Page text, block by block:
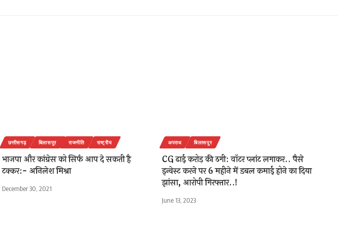
छत्तीसगढ़ बिलासपुर राजनीति राष्ट्रीय
भाजपा और कांग्रेस को सिर्फ आप दे सकती है
टक्कर:- अनिलेश मिश्रा
December 30, 2021
अपराध बिलासपुर
CG ढाई करोड़ की ठगी: वॉटर प्लांट लगाकर.. पैसे
इन्वेस्ट करने पर 6 महीने में डबल कमाई होने का दिया
झांसा, आरोपी गिरफ्तार..!
June 13, 2023